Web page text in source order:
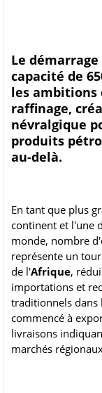
Le
capacité de
les ambitions
raffinage,
névralgique
produits
au-delà.
En tant que plus
continent et l'une
monde, nombre
représente un
de l'Afrique,
importations et
traditionnels dans
commencé à
livraisons
marchés